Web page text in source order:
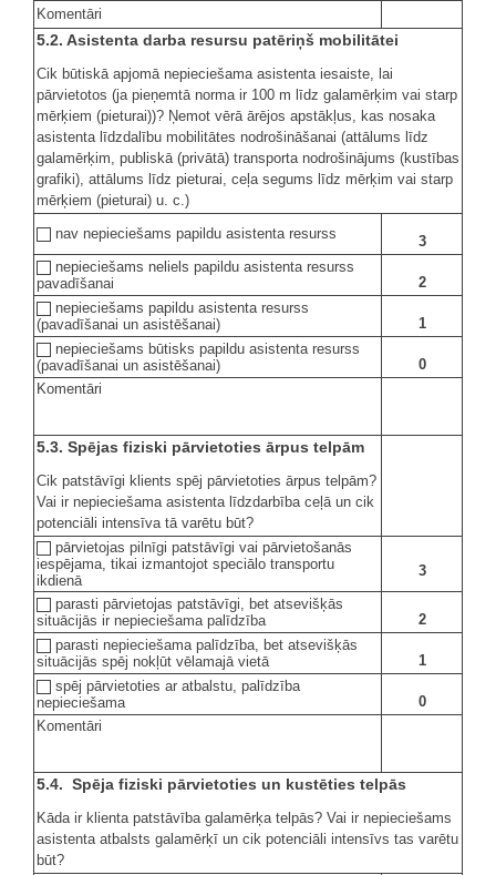
Komentāri
5.2. Asistenta darba resursu patēriņš mobilitātei
Cik būtiskā apjomā nepieciešama asistenta iesaiste, lai
pārvietotos (ja pieņemtā norma ir 100 m līdz galamērķim vai starp
mērķiem (pieturai))? Ņemot vērā ārējos apstākļus, kas nosaka
asistenta līdzdalību mobilitātes nodrošināšanai (attālums līdz
galamērķim, publiskā (privātā) transporta nodrošinājums (kustības
grafiki), attālums līdz pieturai, ceļa segums līdz mērķim vai starp
mērķiem (pieturai) u. c.)
nav nepieciešams papildu asistenta resurss
3
nepieciešams neliels papildu asistenta resurss
pavadīšanai
2
nepieciešams papildu asistenta resurss
(pavadīšanai un asistēšanai)
1
nepieciešams būtisks papildu asistenta resurss
(pavadīšanai un asistēšanai)
0
Komentāri
5.3. Spējas fiziski pārvietoties ārpus telpām
Cik patstāvīgi klients spēj pārvietoties ārpus telpām?
Vai ir nepieciešama asistenta līdzdarbība ceļā un cik
potenciāli intensīva tā varētu būt?
pārvietojas pilnīgi patstāvīgi vai pārvietošanās
iespējama, tikai izmantojot speciālo transportu
ikdienā
3
parasti pārvietojas patstāvīgi, bet atsevišķās
situācijās ir nepieciešama palīdzība
2
parasti nepieciešama palīdzība, bet atsevišķās
situācijās spēj nokļūt vēlamajā vietā
1
spēj pārvietoties ar atbalstu, palīdzība
nepieciešama
0
Komentāri
5.4. Spēja fiziski pārvietoties un kustēties telpās
Kāda ir klienta patstāvība galamērķa telpās? Vai ir nepieciešams
asistenta atbalsts galamērķī un cik potenciāli intensīvs tas varētu
būt?